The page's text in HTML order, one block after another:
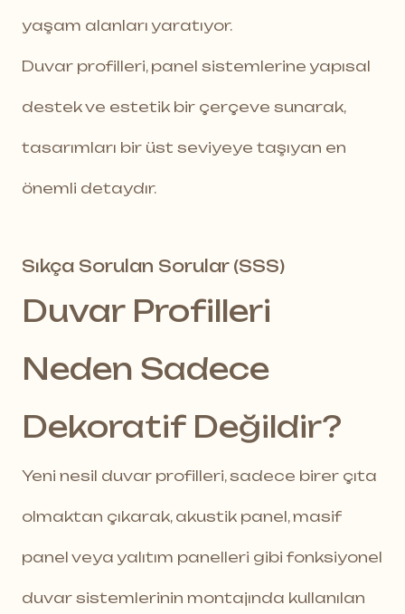
yaşam alanları yaratıyor.
Duvar profilleri, panel sistemlerine yapısal
destek ve estetik bir çerçeve sunarak,
tasarımları bir üst seviyeye taşıyan en
önemli detaydır.
Sıkça Sorulan Sorular (SSS)
Duvar Profilleri
Neden Sadece
Dekoratif Değildir?
Yeni nesil duvar profilleri, sadece birer çıta
olmaktan çıkarak, akustik panel, masif
panel veya yalıtım panelleri gibi fonksiyonel
duvar sistemlerinin montajında kullanılan